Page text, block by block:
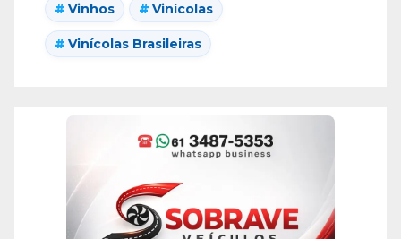
Vinhos Vinícolas
Vinícolas Brasileiras